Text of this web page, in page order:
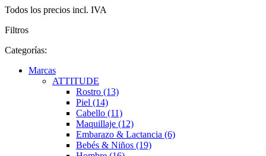
Todos los precios incl. IVA
Filtros
Categorías:
Marcas
ATTITUDE
Rostro (13)
Piel (14)
Cabello (11)
Maquillaje (12)
Embarazo & Lactancia (6)
Bebés & Niños (19)